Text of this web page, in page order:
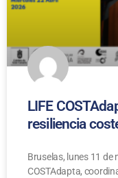
LIFE
resiliencia
Bruselas, lunes 11 de
COSTAdapta,